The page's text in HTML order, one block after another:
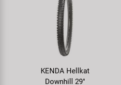
KENDA Hellkat
Downhill 29"